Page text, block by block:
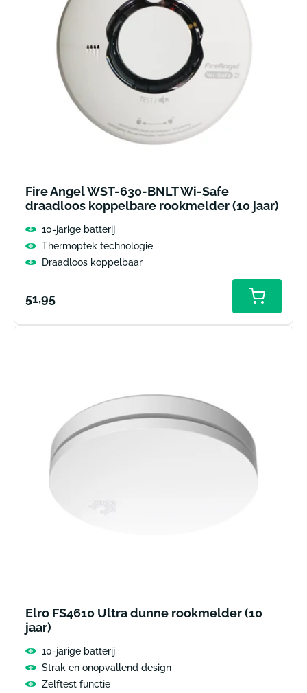
Fire Angel WST-630-BNLT Wi-Safe
draadloos koppelbare rookmelder (10 jaar)
10-jarige batterij
Thermoptek technologie
Draadloos koppelbaar
Normale
51,95
aan
Elro FS4610 Ultra dunne rookmelder (10
jaar)
10-jarige batterij
Strak en onopvallend design
Zelftest functie